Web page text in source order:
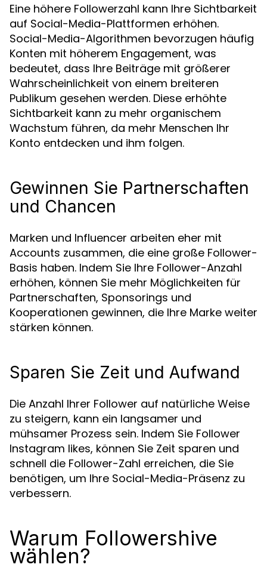
Eine höhere Followerzahl kann Ihre Sichtbarkeit
auf Social-Media-Plattformen erhöhen.
Social-Media-Algorithmen bevorzugen häufig
Konten mit höherem Engagement, was
bedeutet, dass Ihre Beiträge mit größerer
Wahrscheinlichkeit von einem breiteren
Publikum gesehen werden. Diese erhöhte
Sichtbarkeit kann zu mehr organischem
Wachstum führen, da mehr Menschen Ihr
Konto entdecken und ihm folgen.
Gewinnen Sie Partnerschaften
und Chancen
Marken und Influencer arbeiten eher mit
Accounts zusammen, die eine große Follower-
Basis haben. Indem Sie Ihre Follower-Anzahl
erhöhen, können Sie mehr Möglichkeiten für
Partnerschaften, Sponsorings und
Kooperationen gewinnen, die Ihre Marke weiter
stärken können.
Sparen Sie Zeit und Aufwand
Die Anzahl Ihrer Follower auf natürliche Weise
zu steigern, kann ein langsamer und
mühsamer Prozess sein. Indem Sie Follower
Instagram likes, können Sie Zeit sparen und
schnell die Follower-Zahl erreichen, die Sie
benötigen, um Ihre Social-Media-Präsenz zu
verbessern.
Warum Followershive
wählen?